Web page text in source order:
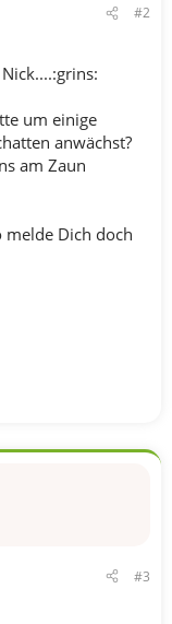
#2
um einige
anwächst?
am Zaun
melde Dich doch
#3